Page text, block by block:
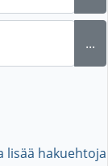
...
lisää hakuehtoja